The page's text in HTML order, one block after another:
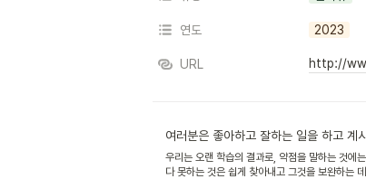
연도 2023
URL http://
여러분은 좋아하고 잘하는 일을 하고 계
우리는 오랜 학습의 결과로, 약점을 말하는 것에
다 못하는 것은 쉽게 찾아내고 그것을 보완하는